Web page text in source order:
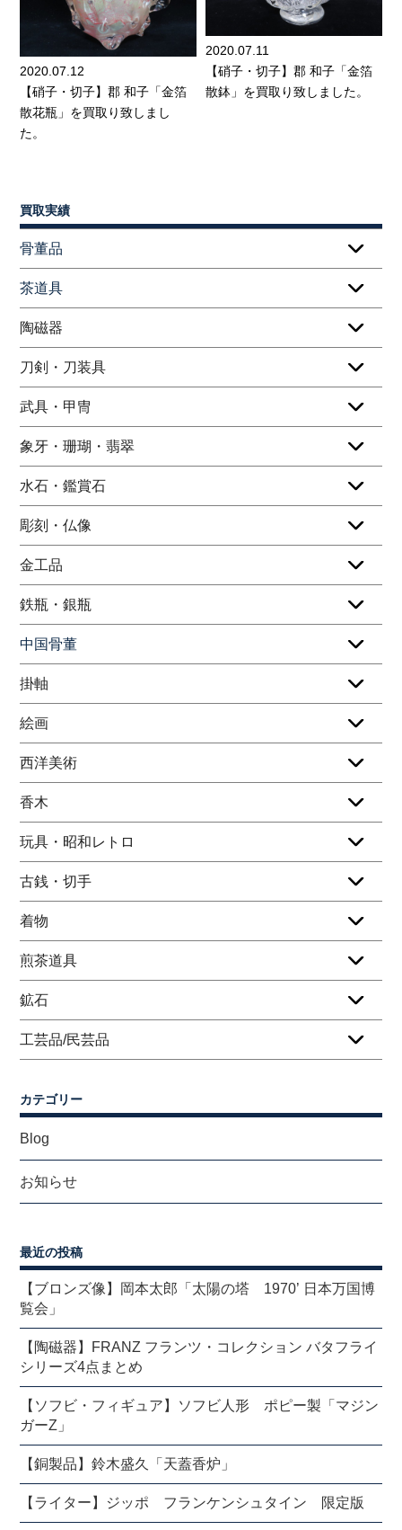
2020.07.12
【硝子・切子】郡 和子「金箔
散花瓶」を買取り致しまし
た。
2020.07.11
【硝子・切子】郡 和子「金箔
散鉢」を買取り致しました。
買取実績
骨董品
茶道具
陶磁器
刀剣・刀装具
武具・甲冑
象牙・珊瑚・翡翠
水石・鑑賞石
彫刻・仏像
金工品
鉄瓶・銀瓶
中国骨董
掛軸
絵画
西洋美術
香木
玩具・昭和レトロ
古銭・切手
着物
煎茶道具
鉱石
工芸品/民芸品
カテゴリー
Blog
お知らせ
最近の投稿
【ブロンズ像】岡本太郎「太陽の塔 1970’ 日本万国博
覧会」
【陶磁器】FRANZ フランツ・コレクション バタフライ
シリーズ4点まとめ
【ソフビ・フィギュア】ソフビ人形 ポピー製「マジン
ガーZ」
【銅製品】鈴木盛久「天蓋香炉」
【ライター】ジッポ フランケンシュタイン 限定版